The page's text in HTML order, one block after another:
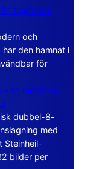
tiden före
och
den hamnat i
för
en mekanisk
dubbel-8-
med
Steinheil-
bilder per